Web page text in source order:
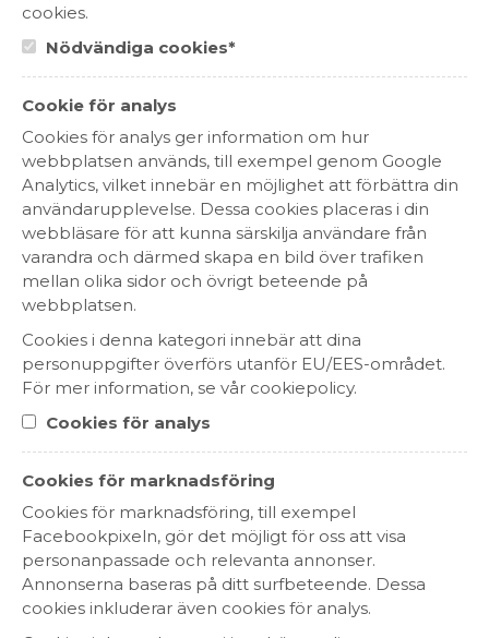
Weinert Cabernet Sauvignon
209 kr
RÖTT VIN
MENDOZA, ARGENTINA
Château de Seguin Bordeaux
Supérieur
119 kr
BORDEAUX, FRANKRIKE
cookies.
Nödvändiga cookies*
Cookie för analys
Cookies för analys ger information om hur
webbplatsen används, till exempel genom Google
Analytics, vilket innebär en möjlighet att förbättra din
användarupplevelse. Dessa cookies placeras i din
webbläsare för att kunna särskilja användare från
varandra och därmed skapa en bild över trafiken
mellan olika sidor och övrigt beteende på
webbplatsen.
Cookies i denna kategori innebär att dina
personuppgifter överförs utanför EU/EES-området.
För mer information, se vår cookiepolicy.
Cookies för analys
Cookies för marknadsföring
Cookies för marknadsföring, till exempel
Facebookpixeln, gör det möjligt för oss att visa
personanpassade och relevanta annonser.
Annonserna baseras på ditt surfbeteende. Dessa
cookies inkluderar även cookies för analys.